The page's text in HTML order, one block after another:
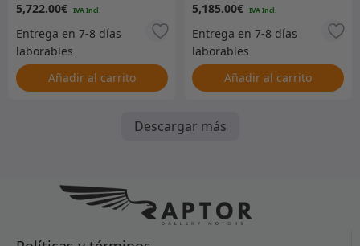
5,722.00€
Añadir al carrito
a la derecha
5,185.00€
Añadir al carrito
Descargar más